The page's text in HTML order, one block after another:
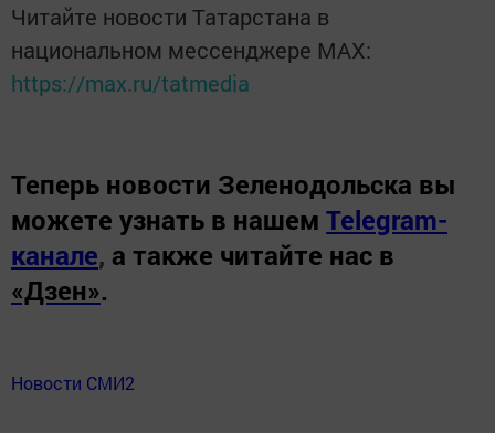
Читайте новости Татарстана в
национальном мессенджере MАХ:
https://max.ru/tatmedia
Теперь новости Зеленодольска вы
можете узнать в нашем Telegram-
канале, а также читайте нас в
«Дзен».
Новости СМИ2